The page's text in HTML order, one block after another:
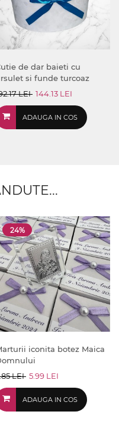
de dar baieti cu
si funde turcoaz
LEI 144.13 LEI
ADAUGA IN COS
24%
iconita botez Maica
LEI 5.99 LEI
ADAUGA IN COS